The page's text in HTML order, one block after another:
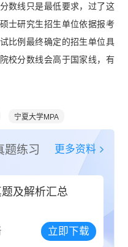
数线只是最低要求，过了这
士研究生招生单位依据报考
比例最终确定的招生单位具
校分数线会高于国家线，有
宁夏大学MPA
题练习 更多资料
及解析汇总
立即下载